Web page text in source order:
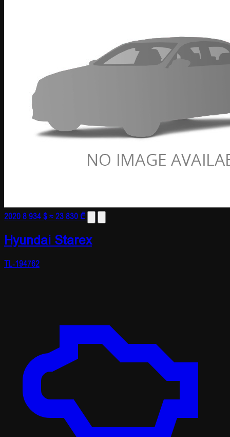
20208 934 $≈ 23 830 ₾
Hyundai Starex
TL-194762